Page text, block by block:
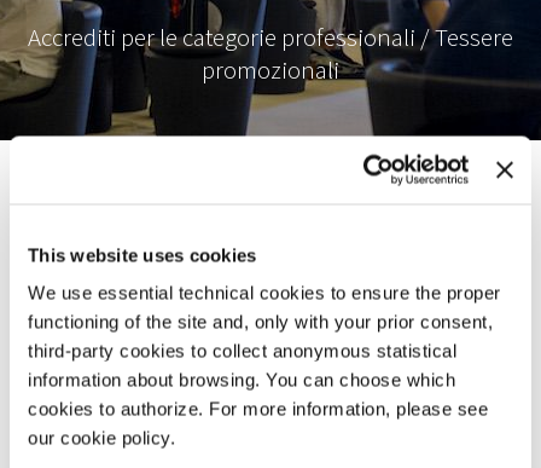
This website uses cookies
We use essential technical cookies to ensure the proper
functioning of the site and, only with your prior consent,
third-party cookies to collect anonymous statistical
information about browsing. You can choose which
cookies to authorize. For more information, please see
our cookie policy.
Accrediti per le categorie professionali / Tessere
promozionali
operatori del settore cinematografico
L’accredito sarà rilasciato nel rispetto delle relative metodologie e
dei posti disponibili
La partecipazione alla Mostra comporta l’accettazione di tutti i
suoi regolamenti.
Ogni violazione giustificherà il ritiro della tessera di accredito.